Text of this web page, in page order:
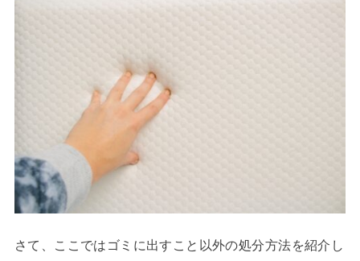
さて、ここではゴミに出すこと以外の処分方法を紹介し